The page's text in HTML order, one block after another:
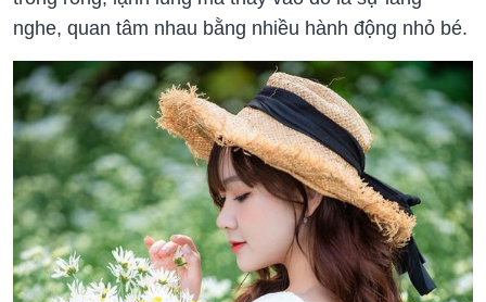
nghe, quan tâm nhau bằng nhiều hành động nhỏ bé.